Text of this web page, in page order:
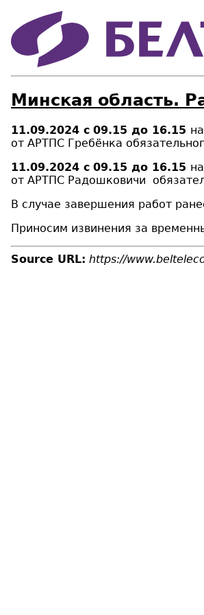
Минская область.
11.09.2024 с 09.15 до 16.15
от АРТПС Гребёнка
11.09.2024 с 09.15 до 16.15
от АРТПС Радошковичи
В случае завершения работ
Приносим извинения за
Source URL: https://